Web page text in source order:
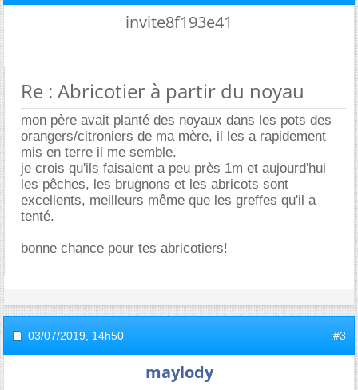
invite8f193e41
Re : Abricotier à partir du noyau
mon père avait planté des noyaux dans les pots des
orangers/citroniers de ma mère, il les a rapidement
mis en terre il me semble.
je crois qu'ils faisaient a peu près 1m et aujourd'hui
les pêches, les brugnons et les abricots sont
excellents, meilleurs même que les greffes qu'il a
tenté.
bonne chance pour tes abricotiers!
03/07/2019, 14h50 #3
maylody